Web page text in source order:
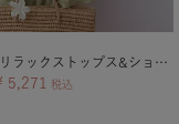
4点セット/リラックストップス&ショートパンツ付ビキニ/水着
5,271 税込